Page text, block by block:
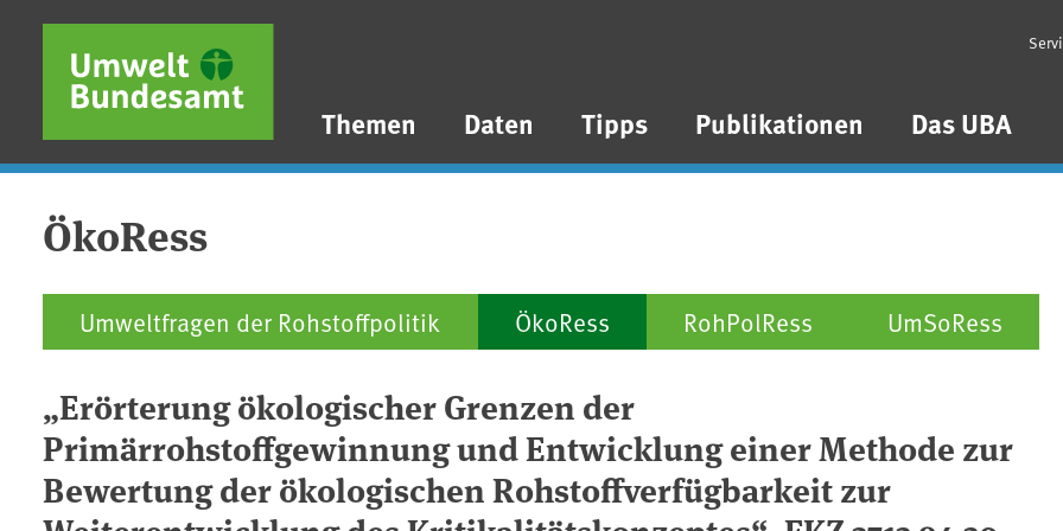
Direkt zum Inhalt
Direkt zum Hauptmenü
Direkt zur Fußzeile
Themen Daten Tipps Publikationen Das UBA
ÖkoRess
Umweltfragen der Rohstoffpolitik ÖkoRess RohPolRess UmSoRess
„Erörterung ökologischer Grenzen der
Primärrohstoffgewinnung und Entwicklung einer Methode zur
Bewertung der ökologischen Rohstoffverfügbarkeit zur